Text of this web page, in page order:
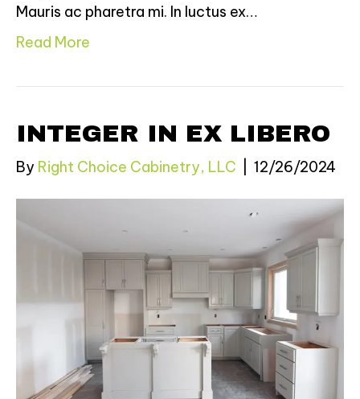
Mauris ac pharetra mi. In luctus ex…
Read More
INTEGER IN EX LIBERO
By Right Choice Cabinetry, LLC 12/26/2024